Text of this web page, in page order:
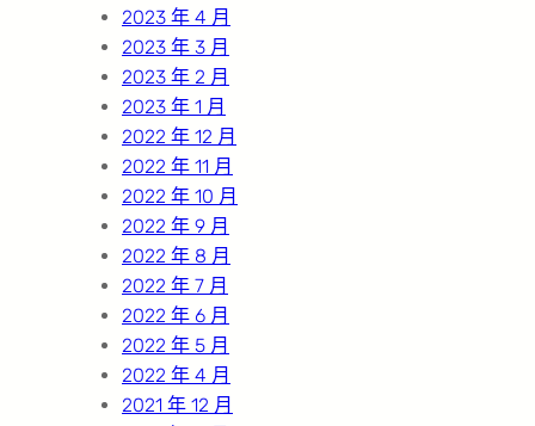
2023 年 4 月
2023 年 3 月
2023 年 2 月
2023 年 1 月
2022 年 12 月
2022 年 11 月
2022 年 10 月
2022 年 9 月
2022 年 8 月
2022 年 7 月
2022 年 6 月
2022 年 5 月
2022 年 4 月
2021 年 12 月